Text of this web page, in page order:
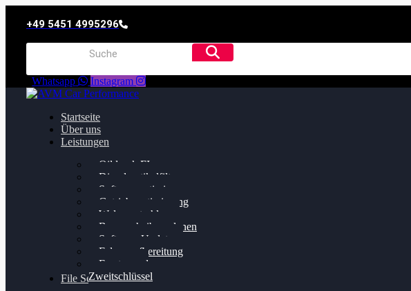
+49 5451 4995296
Whatsapp Instagram
Startseite
Über uns
Leistungen
Oildruck FIx
Dieselpartikelfilter
Softwareoptimierung
Getriebeoptimierung
Walnussstrahlen
Bremsscheiben planen
Software Update
Felgenaufbereitung
Ersatz- und
Zweitschlüssel
File Service